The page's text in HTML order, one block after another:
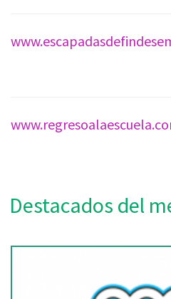
Destacados del